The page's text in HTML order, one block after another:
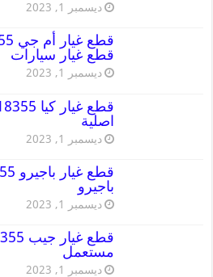
ديسمبر 1, 2023
قطع غيار سيارات
ديسمبر 1, 2023
اصلية
ديسمبر 1, 2023
باجيرو
ديسمبر 1, 2023
مستعمل
ديسمبر 1, 2023